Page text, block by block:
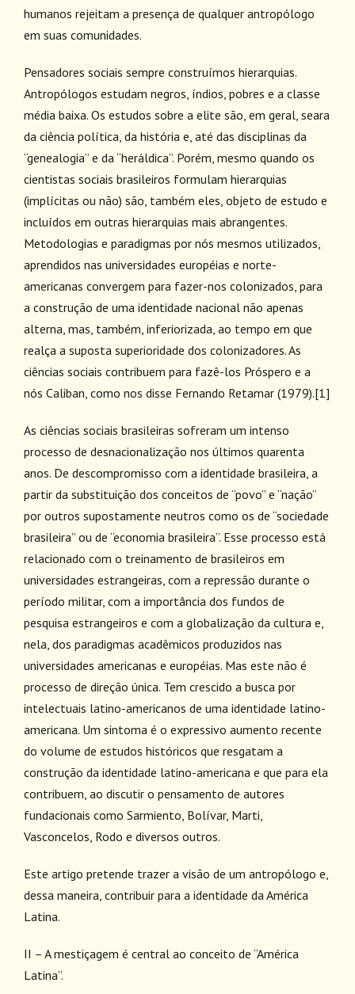
humanos rejeitam a presença de qualquer antropólogo
em suas comunidades.
Pensadores sociais sempre construímos hierarquias.
Antropólogos estudam negros, índios, pobres e a classe
média baixa. Os estudos sobre a elite são, em geral, seara
da ciência política, da história e, até das disciplinas da
“genealogia” e da “heráldica”. Porém, mesmo quando os
cientistas sociais brasileiros formulam hierarquias
(implícitas ou não) são, também eles, objeto de estudo e
incluídos em outras hierarquias mais abrangentes.
Metodologias e paradigmas por nós mesmos utilizados,
aprendidos nas universidades européias e norte-
americanas convergem para fazer-nos colonizados, para
a construção de uma identidade nacional não apenas
alterna, mas, também, inferiorizada, ao tempo em que
realça a suposta superioridade dos colonizadores. As
ciências sociais contribuem para fazê-los Próspero e a
nós Caliban, como nos disse Fernando Retamar (1979).[1]
As ciências sociais brasileiras sofreram um intenso
processo de desnacionalização nos últimos quarenta
anos. De descompromisso com a identidade brasileira, a
partir da substituição dos conceitos de “povo” e “nação”
por outros supostamente neutros como os de “sociedade
brasileira” ou de “economia brasileira”. Esse processo está
relacionado com o treinamento de brasileiros em
universidades estrangeiras, com a repressão durante o
período militar, com a importância dos fundos de
pesquisa estrangeiros e com a globalização da cultura e,
nela, dos paradigmas acadêmicos produzidos nas
universidades americanas e européias. Mas este não é
processo de direção única. Tem crescido a busca por
intelectuais latino-americanos de uma identidade latino-
americana. Um sintoma é o expressivo aumento recente
do volume de estudos históricos que resgatam a
construção da identidade latino-americana e que para ela
contribuem, ao discutir o pensamento de autores
fundacionais como Sarmiento, Bolívar, Marti,
Vasconcelos, Rodo e diversos outros.
Este artigo pretende trazer a visão de um antropólogo e,
dessa maneira, contribuir para a identidade da América
Latina.
II – A mestiçagem é central ao conceito de “América
Latina”.